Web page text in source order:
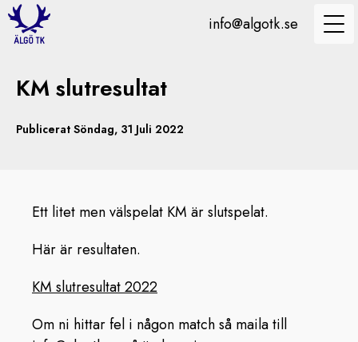
info@algotk.se
KM slutresultat
Publicerat Söndag, 31 Juli 2022
Ett litet men välspelat KM är slutspelat.
Här är resultaten.
KM slutresultat 2022
Om ni hittar fel i någon match så maila till